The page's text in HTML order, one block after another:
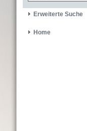
Erweiterte Suche
Home